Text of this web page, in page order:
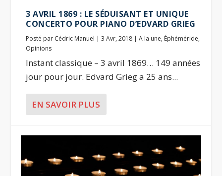
3 AVRIL 1869 : LE SÉDUISANT ET UNIQUE
CONCERTO POUR PIANO D’EDVARD GRIEG
Posté par Cédric Manuel |3 Avr, 2018 |A la une, Éphéméride,
Opinions
Instant classique – 3 avril 1869… 149 années
jour pour jour. Edvard Grieg a 25 ans...
EN SAVOIR PLUS